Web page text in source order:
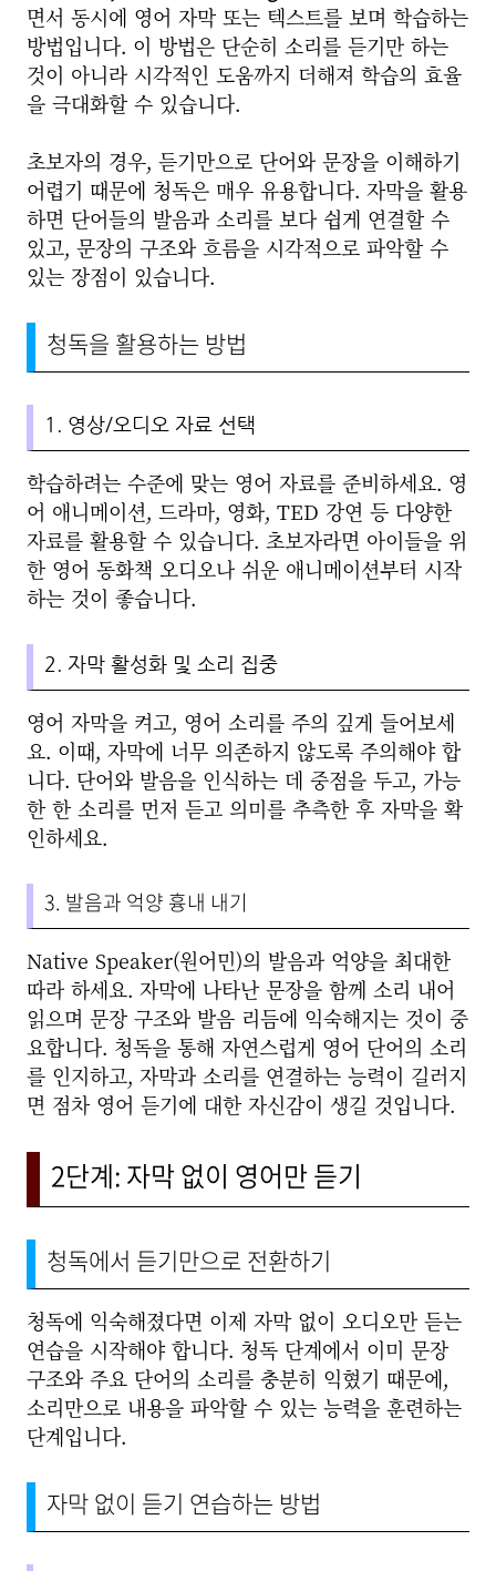
면서 동시에 영어 자막 또는 텍스트를 보며 학습하는
방법입니다. 이 방법은 단순히 소리를 듣기만 하는
것이 아니라 시각적인 도움까지 더해져 학습의 효율
을 극대화할 수 있습니다.
초보자의 경우, 듣기만으로 단어와 문장을 이해하기
어렵기 때문에 청독은 매우 유용합니다. 자막을 활용
하면 단어들의 발음과 소리를 보다 쉽게 연결할 수
있고, 문장의 구조와 흐름을 시각적으로 파악할 수
있는 장점이 있습니다.
청독을 활용하는 방법
1. 영상/오디오 자료 선택
학습하려는 수준에 맞는 영어 자료를 준비하세요. 영
어 애니메이션, 드라마, 영화, TED 강연 등 다양한
자료를 활용할 수 있습니다. 초보자라면 아이들을 위
한 영어 동화책 오디오나 쉬운 애니메이션부터 시작
하는 것이 좋습니다.
2. 자막 활성화 및 소리 집중
영어 자막을 켜고, 영어 소리를 주의 깊게 들어보세
요. 이때, 자막에 너무 의존하지 않도록 주의해야 합
니다. 단어와 발음을 인식하는 데 중점을 두고, 가능
한 한 소리를 먼저 듣고 의미를 추측한 후 자막을 확
인하세요.
3. 발음과 억양 흉내 내기
Native Speaker(원어민)의 발음과 억양을 최대한
따라 하세요. 자막에 나타난 문장을 함께 소리 내어
읽으며 문장 구조와 발음 리듬에 익숙해지는 것이 중
요합니다. 청독을 통해 자연스럽게 영어 단어의 소리
를 인지하고, 자막과 소리를 연결하는 능력이 길러지
면 점차 영어 듣기에 대한 자신감이 생길 것입니다.
2단계: 자막 없이 영어만 듣기
청독에서 듣기만으로 전환하기
청독에 익숙해졌다면 이제 자막 없이 오디오만 듣는
연습을 시작해야 합니다. 청독 단계에서 이미 문장
구조와 주요 단어의 소리를 충분히 익혔기 때문에,
소리만으로 내용을 파악할 수 있는 능력을 훈련하는
단계입니다.
자막 없이 듣기 연습하는 방법